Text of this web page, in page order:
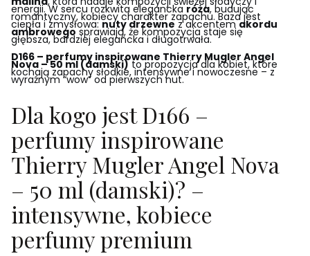
energii. W sercu rozkwita eleganckaróża, budując
romantyczny, kobiecy charakter zapachu. Baza jest
ciepła i zmysłowa:nuty drzewnez akcentemakordu
ambrowegosprawiają, że kompozycja staje się
głębsza, bardziej elegancka i długotrwała.
D166 – perfumy inspirowane Thierry Mugler Angel
Nova – 50 ml (damski)to propozycja dla kobiet, które
kochają zapachy słodkie, intensywne i nowoczesne – z
wyraźnym “wow” od pierwszych nut.
Dla kogo jest D166 –
perfumy inspirowane
Thierry Mugler Angel Nova
– 50 ml (damski)? –
intensywne, kobiece
perfumy premium